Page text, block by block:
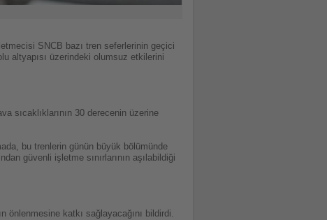
SNCB bazı tren seferlerinin geçici
altyapısı üzerindeki olumsuz etkilerini
sıcaklıklarının 30 derecenin üzerine
bu trenlerin günün büyük bölümünde
güvenli işletme sınırlarının aşılabildiği
önlenmesine katkı sağlayacağını bildirdi.